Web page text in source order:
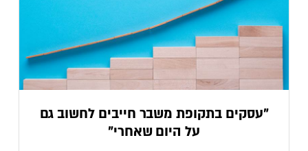
"עסקים בתקופת משבר חייבים לחשוב גם
על היום שאחרי"